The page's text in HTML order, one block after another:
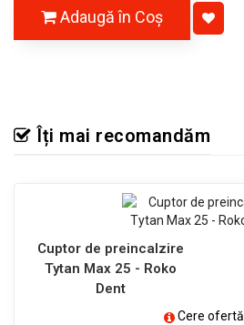
Adaugă în Coş
Îți mai recomandăm
Cuptor de preincalzire
Tytan Max 25 - Roko
Dent
Cere ofertă